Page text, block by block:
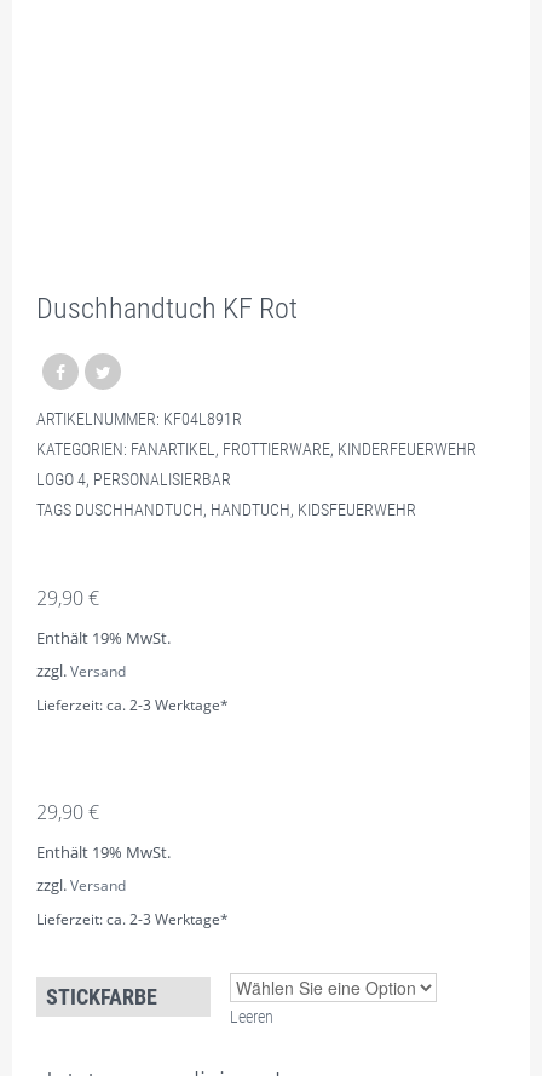
Duschhandtuch KF Rot
ARTIKELNUMMER: KF04L891R
KATEGORIEN: FANARTIKEL , FROTTIERWARE, KINDERFEUERWEHR
LOGO 4, PERSONALISIERBAR
TAGS DUSCHHANDTUCH, HANDTUCH, KIDSFEUERWEHR
29,90€
Enthält 19% MwSt.
zzgl.Versand
Lieferzeit: ca. 2-3 Werktage*
29,90€
Enthält 19% MwSt.
zzgl.Versand
Lieferzeit: ca. 2-3 Werktage*
STICKFARBE
Leeren